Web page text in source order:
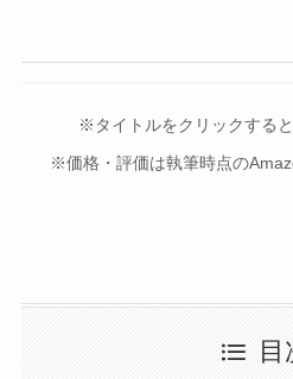
※タイトルをクリックする
※価格・評価は執筆時点の
目